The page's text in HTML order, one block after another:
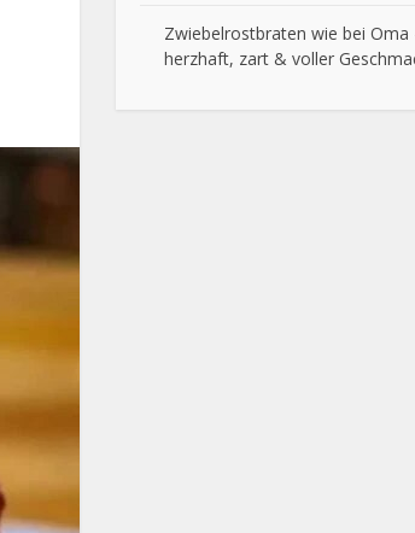
Zwiebelrostbraten wie bei Oma
herzhaft, zart & voller